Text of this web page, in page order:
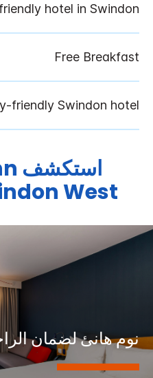
استكشف
West
نوم هانئ لضمان